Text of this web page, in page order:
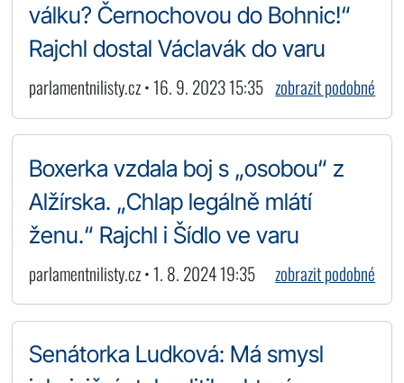
válku? Černochovou do Bohnic!“
Rajchl dostal Václavák do varu
parlamentnilisty.cz • 16. 9. 2023 15:35 zobrazit podobné
Boxerka vzdala boj s „osobou“ z
Alžírska. „Chlap legálně mlátí
ženu.“ Rajchl i Šídlo ve varu
parlamentnilisty.cz • 1. 8. 2024 19:35 zobrazit podobné
Senátorka Ludková: Má smysl